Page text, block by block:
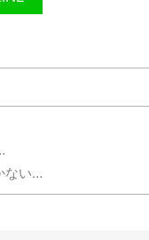
ない…